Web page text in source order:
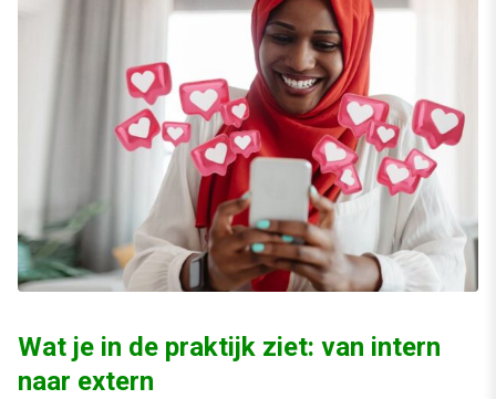
Wat je in de praktijk ziet: van intern
naar extern